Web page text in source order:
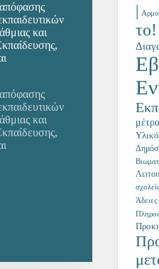
και
και
|
το!
Άδειες |